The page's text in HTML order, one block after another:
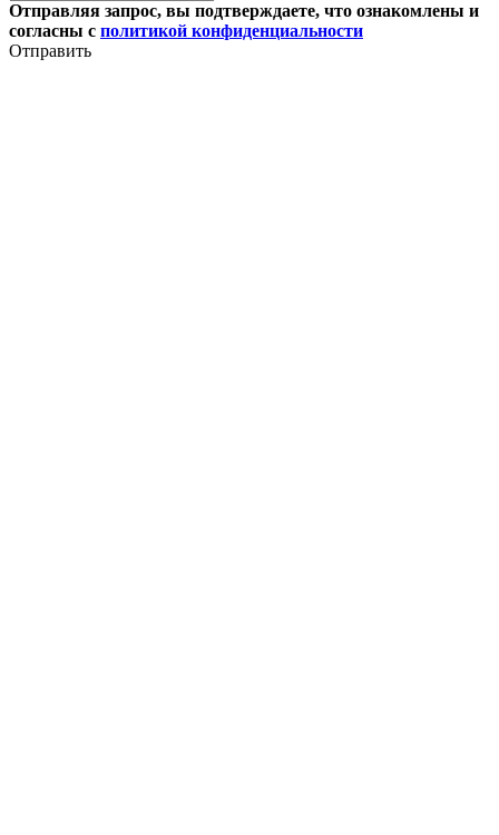
Отправляя запрос, вы подтверждаете, что ознакомлены и
согласны с политикой конфиденциальности
Отправить